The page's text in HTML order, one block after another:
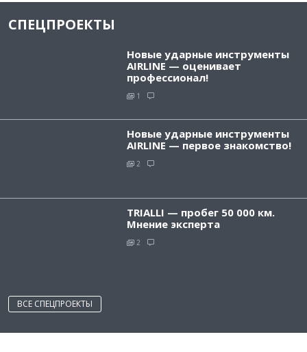
СПЕЦПРОЕКТЫ
Новые ударные инструменты
AIRLINE — оценивает
профессионал!
1
Новые ударные инструменты
AIRLINE — первое знакомство!
2
TRIALLI — пробег 50 000 км.
Мнение эксперта
2
ВСЕ СПЕЦПРОЕКТЫ